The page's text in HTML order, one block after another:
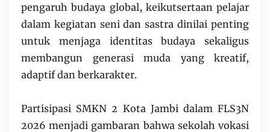
pengaruh budaya global, keikutsertaan pelajar
dalam kegiatan seni dan sastra dinilai penting
untuk menjaga identitas budaya sekaligus
membangun generasi muda yang kreatif,
adaptif dan berkarakter.
Partisipasi SMKN 2 Kota Jambi dalam FLS3N
2026 menjadi gambaran bahwa sekolah vokasi